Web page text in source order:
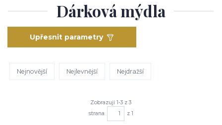
Dárková mýdla
Upřesnit parametry
Nejnovější Nejlevnější Nejdražší
Zobrazuji 1-3 z 3
strana
z 1